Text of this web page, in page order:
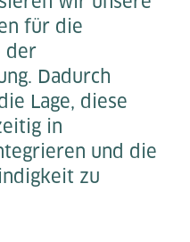
für die
der
Dadurch
Lage, diese
in
und die
zu